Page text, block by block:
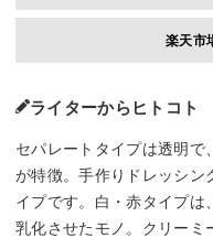
楽天市
ライターからヒトコト
セパレートタイプは透明で
が特徴。手作りドレッシン
イプです。白・赤タイプは
乳化させたモノ。クリーミ